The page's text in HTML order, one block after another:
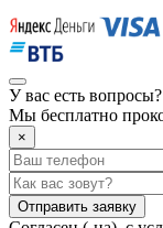
У вас есть вопросы?
Мы бесплатно
×
Отправить заявку